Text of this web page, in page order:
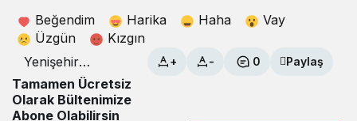
Beğendim Harika Haha
Vay
Üzgün
Kızgın
Yenişehir
Havaalanında
seferler devam
ediyor
+ - 0 Paylaş
Tamamen Ücretsiz
Olarak Bültenimize
Abone Olabilirsin